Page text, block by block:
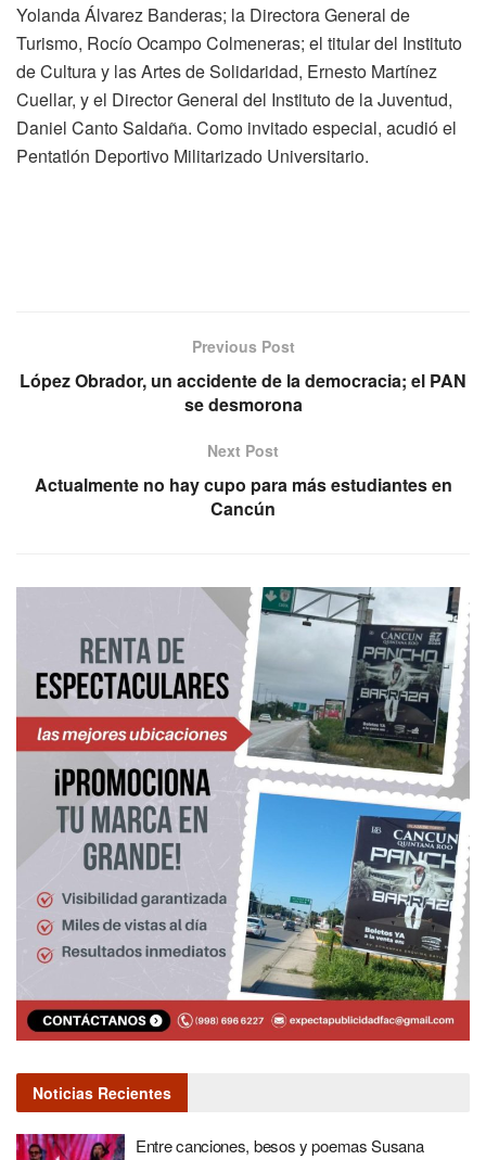
Yolanda Álvarez Banderas; la Directora General de
Turismo, Rocío Ocampo Colmeneras; el titular del Instituto
de Cultura y las Artes de Solidaridad, Ernesto Martínez
Cuellar, y el Director General del Instituto de la Juventud,
Daniel Canto Saldaña. Como invitado especial, acudió el
Pentatlón Deportivo Militarizado Universitario.
Previous Post
López Obrador, un accidente de la democracia; el PAN
se desmorona
Next Post
Actualmente no hay cupo para más estudiantes en
Cancún
Noticias Recientes
Entre canciones, besos y poemas Susana